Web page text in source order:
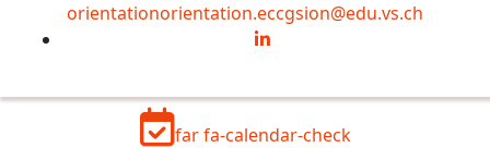
orientationorientation.eccgsion@edu.vs.ch
far fa-calendar-check